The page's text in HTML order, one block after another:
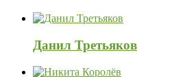
Данил Третьяков